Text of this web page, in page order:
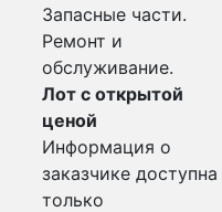
Запасные части.
Ремонт и
обслуживание.
Лот с открытой
ценой
Информация о
заказчике доступна
только